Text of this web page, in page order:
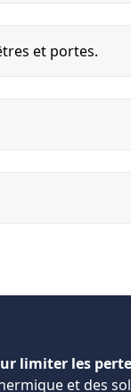
et portes.
limiter les
et des